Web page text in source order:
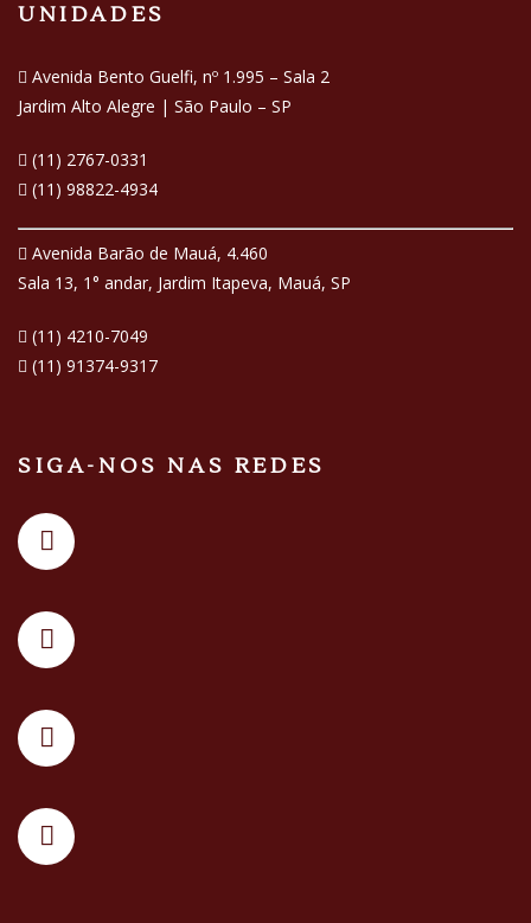
UNIDADES
Avenida Bento Guelfi, nº 1.995 – Sala 2
Jardim Alto Alegre | São Paulo – SP
(11) 2767-0331
(11) 98822-4934
Avenida Barão de Mauá, 4.460
Sala 13, 1° andar, Jardim Itapeva, Mauá, SP
(11) 4210-7049
(11) 91374-9317
SIGA-NOS NAS REDES